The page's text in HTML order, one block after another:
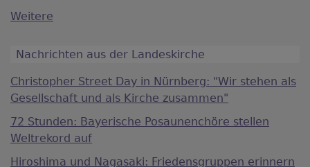
Weitere
Nachrichten aus der Landeskirche
Christopher Street Day in Nürnberg: "Wir stehen als
Gesellschaft und als Kirche zusammen"
72 Stunden: Bayerische Posaunenchöre stellen
Weltrekord auf
Hiroshima und Nagasaki: Friedensgruppen erinnern